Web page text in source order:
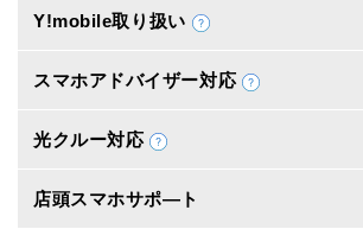
Y!mobile取り扱い
スマホアドバイザー対応
光クルー対応
店頭スマホサポ―ト